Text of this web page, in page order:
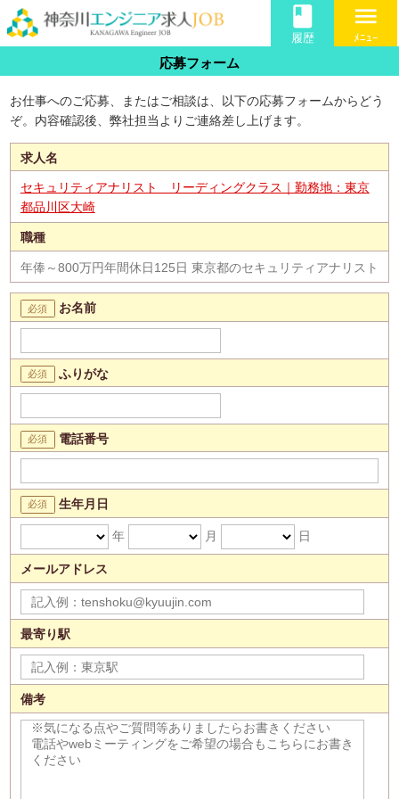
book
履歴
menu
ﾒﾆｭｰ
応募フォーム
お仕事へのご応募、またはご相談は、以下の応募フォームからどう
ぞ。内容確認後、弊社担当よりご連絡差し上げます。
求人名
セキュリティアナリスト リーディングクラス｜勤務地：東京
都品川区大崎
職種
年俸～800万円年間休日125日 東京都のセキュリティアナリスト
お名前
ふりがな
電話番号
生年月日
年 月 日
メールアドレス
最寄り駅
備考